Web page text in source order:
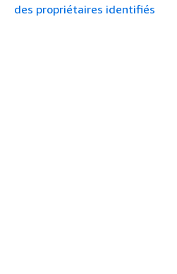
des propriétaires identifiés